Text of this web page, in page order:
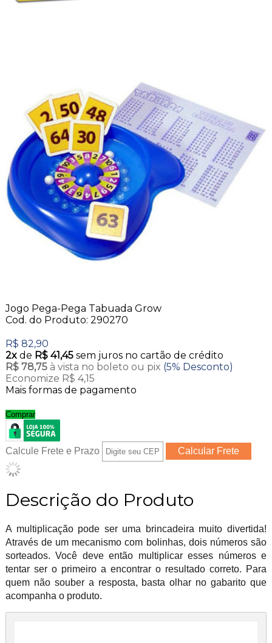
Jogo Pega-Pega Tabuada Grow
Cod. do Produto: 290270
R$ 82,90
2xde R$ 41,45 sem juros no cartão de crédito
R$ 78,75 à vista no boleto ou pix (5% Desconto)
Economize R$ 4,15
Mais formas de pagamento
Comprar
Calcule Frete e Prazo
Descrição do Produto
A multiplicação pode ser uma brincadeira muito divertida!
Através de um mecanismo com bolinhas, dois números são
sorteados. Você deve então multiplicar esses números e
tentar ser o primeiro a encontrar o resultado correto. Para
quem não souber a resposta, basta olhar no gabarito que
acompanha o produto.